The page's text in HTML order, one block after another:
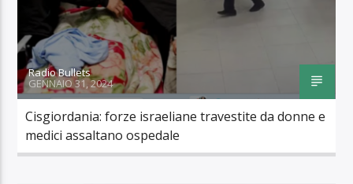
Radio Bullets
GENNAIO 31, 2024
Cisgiordania: forze israeliane travestite da donne e
medici assaltano ospedale